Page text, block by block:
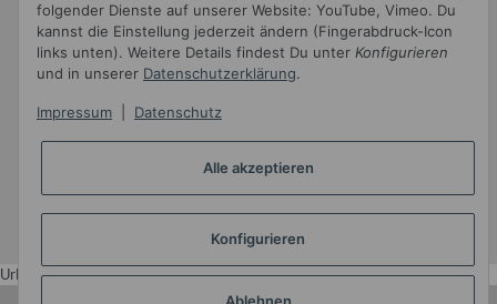
• JTL5-Template mit
folgender Dienste auf unserer Website: YouTube, Vimeo. Du
kannst die Einstellung jederzeit ändern (Fingerabdruck-Icon
links unten). Weitere Details findest Du unter Konfigurieren
und in unserer Datenschutzerklärung.
Impressum Datenschutz
Alle akzeptieren
Konfigurieren
Urlaub